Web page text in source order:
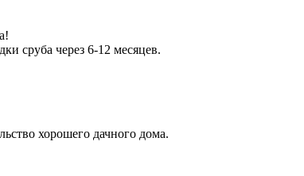
сруба через 6-12 месяцев.
хорошего дачного дома.